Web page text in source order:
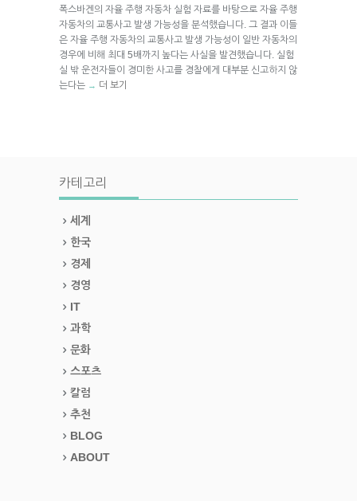
폭스바겐의 자율 주행 자동차 실험 자료를 바탕으로 자율 주행
자동차의 교통사고 발생 가능성을 분석했습니다. 그 결과 이들
은 자율 주행 자동차의 교통사고 발생 가능성이 일반 자동차의
경우에 비해 최대 5배까지 높다는 사실을 발견했습니다. 실험
실 밖 운전자들이 경미한 사고를 경찰에게 대부분 신고하지 않
는다는 → 더 보기
카테고리
세계
한국
경제
경영
IT
과학
문화
스포츠
칼럼
추천
BLOG
ABOUT